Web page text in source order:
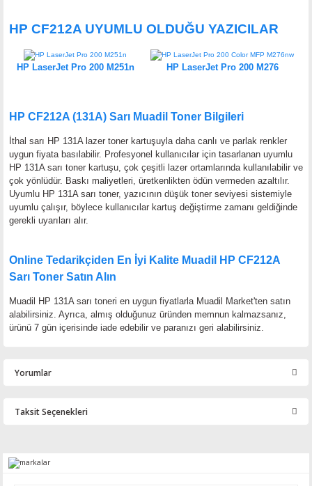
HP CF212A UYUMLU OLDUĞU YAZICILAR
HP LaserJet Pro 200 M251n HP LaserJet Pro 200 M276
HP CF212A (131A) Sarı Muadil Toner Bilgileri
İthal sarı HP 131A lazer toner kartuşuyla daha canlı ve parlak renkler
uygun fiyata basılabilir. Profesyonel kullanıcılar için tasarlanan uyumlu
HP 131A sarı toner kartuşu, çok çeşitli lazer ortamlarında kullanılabilir ve
çok yönlüdür. Baskı maliyetleri, üretkenlikten ödün vermeden azaltılır.
Uyumlu HP 131A sarı toner, yazıcının düşük toner seviyesi sistemiyle
uyumlu çalışır, böylece kullanıcılar kartuş değiştirme zamanı geldiğinde
gerekli uyarıları alır.
Online Tedarikçiden En İyi Kalite Muadil HP CF212A
Sarı Toner Satın Alın
Muadil HP 131A sarı toneri en uygun fiyatlarla Muadil Market'ten satın
alabilirsiniz. Ayrıca, almış olduğunuz üründen memnun kalmazsanız,
ürünü 7 gün içerisinde iade edebilir ve paranızı geri alabilirsiniz.
Yorumlar
Taksit Seçenekleri